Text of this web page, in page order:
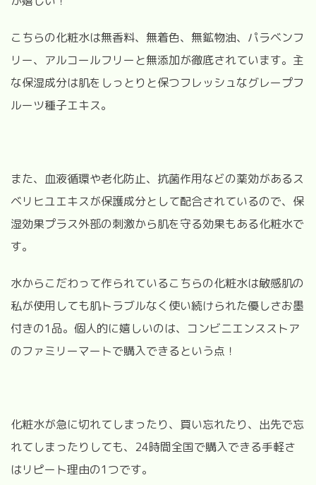
こちらの化粧水は無香料、無着色、無鉱物油、パラベンフ
リー、アルコールフリーと無添加が徹底されています。主
な保湿成分は肌をしっとりと保つフレッシュなグレープフ
ルーツ種子エキス。
また、血液循環や老化防止、抗菌作用などの薬効があるス
ベリヒユエキスが保護成分として配合されているので、保
湿効果プラス外部の刺激から肌を守る効果もある化粧水で
す。
水からこだわって作られているこちらの化粧水は敏感肌の
私が使用しても肌トラブルなく使い続けられた優しさお墨
付きの1品。個人的に嬉しいのは、コンビニエンスストア
のファミリーマートで購入できるという点！
化粧水が急に切れてしまったり、買い忘れたり、出先で忘
れてしまったりしても、24時間全国で購入できる手軽さ
はリピート理由の1つです。